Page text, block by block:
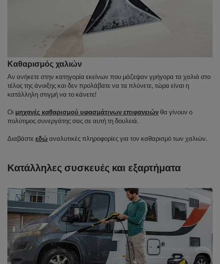
Καθαρισμός χαλιών
Αν ανήκετε στην κατηγορία εκείνων που μάζεψαν γρήγορα τα χαλιά στο
τέλος της άνοιξης και δεν προλάβατε να τα πλύνετε, τώρα είναι η
κατάλληλη στιγμή να το κάνετε!
Οι μηχανές καθαρισμού υφασμάτινων επιφανειώνθα γίνουν ο
πολύτιμος συνεργάτης σας σε αυτή τη δουλειά.
Διαβάστεεδώαναλυτικές πληροφορίες για τον καθαρισμό των χαλιών.
Κατάλληλες συσκευές και εξαρτήματα